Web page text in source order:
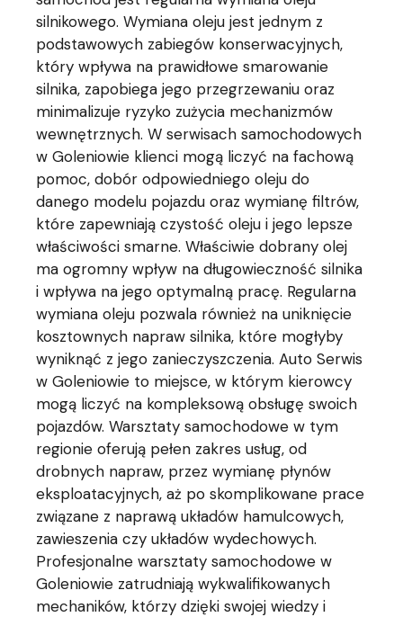
silnikowego. Wymiana oleju jest jednym z
podstawowych zabiegów konserwacyjnych,
który wpływa na prawidłowe smarowanie
silnika, zapobiega jego przegrzewaniu oraz
minimalizuje ryzyko zużycia mechanizmów
wewnętrznych. W serwisach samochodowych
w Goleniowie klienci mogą liczyć na fachową
pomoc, dobór odpowiedniego oleju do
danego modelu pojazdu oraz wymianę filtrów,
które zapewniają czystość oleju i jego lepsze
właściwości smarne. Właściwie dobrany olej
ma ogromny wpływ na długowieczność silnika
i wpływa na jego optymalną pracę. Regularna
wymiana oleju pozwala również na uniknięcie
kosztownych napraw silnika, które mogłyby
wyniknąć z jego zanieczyszczenia. Auto Serwis
w Goleniowie to miejsce, w którym kierowcy
mogą liczyć na kompleksową obsługę swoich
pojazdów. Warsztaty samochodowe w tym
regionie oferują pełen zakres usług, od
drobnych napraw, przez wymianę płynów
eksploatacyjnych, aż po skomplikowane prace
związane z naprawą układów hamulcowych,
zawieszenia czy układów wydechowych.
Profesjonalne warsztaty samochodowe w
Goleniowie zatrudniają wykwalifikowanych
mechaników, którzy dzięki swojej wiedzy i